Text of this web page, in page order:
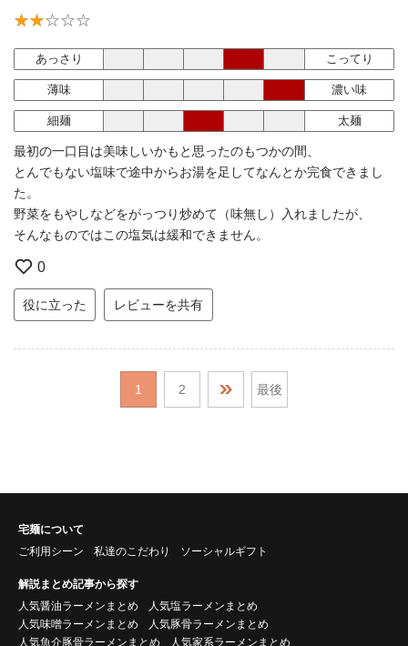
あっさり こってり
薄味 濃い味
細麺 太麺
最初の一口目は美味しいかもと思ったのもつかの間、
とんでもない塩味で途中からお湯を足してなんとか完食できまし
た。
野菜をもやしなどをがっつり炒めて（味無し）入れましたが、
そんなものではこの塩気は緩和できません。
0
役に立った レビューを共有
1 2 最後
宅麺について
ご利用シーン
私達のこだわり ソーシャルギフト
解説まとめ記事から探す
人気醤油ラーメンまとめ
人気塩ラーメンまとめ
人気味噌ラーメンまとめ
人気豚骨ラーメンまとめ
人気魚介豚骨ラーメンまとめ
人気家系ラーメンまとめ